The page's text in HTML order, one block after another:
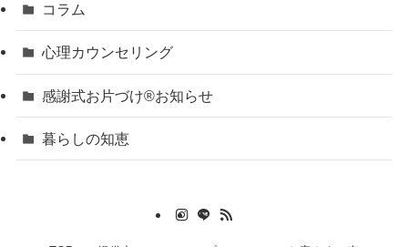
コラム
心理カウンセリング
感謝式お片づけ®お知らせ
暮らしの知恵